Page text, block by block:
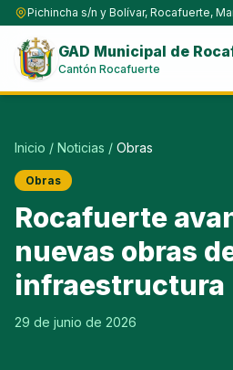
Pichincha s/n y Bolívar, Rocafuerte,
GAD Municipal de
Cantón Rocafuerte
Inicio / Noticias / Obras
Obras
Rocafuerte
nuevas obras
infraestructura
29 de junio de 2026